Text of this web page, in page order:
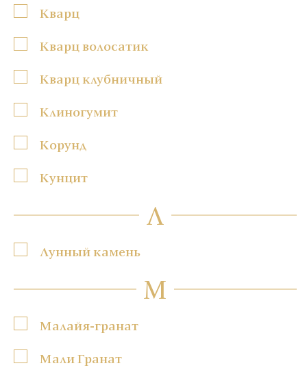
Кварц
Кварц волосатик
Кварц клубничный
Клиногумит
Корунд
Кунцит
Л
Лунный камень
М
Малайя-гранат
Мали Гранат